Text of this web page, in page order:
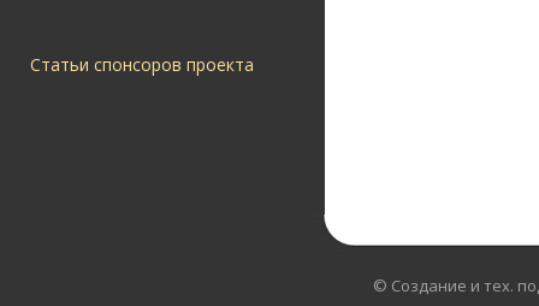
Статьи спонсоров проекта
© Создание и тех.